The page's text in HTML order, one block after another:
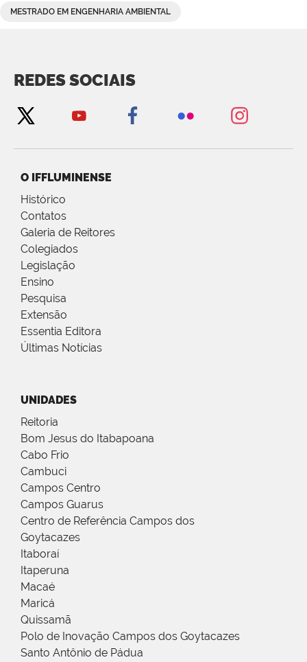
MESTRADO EM ENGENHARIA AMBIENTAL
REDES SOCIAIS
O IFFLUMINENSE
Histórico
Contatos
Galeria de Reitores
Colegiados
Legislação
Ensino
Pesquisa
Extensão
Essentia Editora
Últimas Notícias
UNIDADES
Reitoria
Bom Jesus do Itabapoana
Cabo Frio
Cambuci
Campos Centro
Campos Guarus
Centro de Referência Campos dos
Goytacazes
Itaboraí
Itaperuna
Macaé
Maricá
Quissamã
Polo de Inovação Campos dos Goytacazes
Santo Antônio de Pádua